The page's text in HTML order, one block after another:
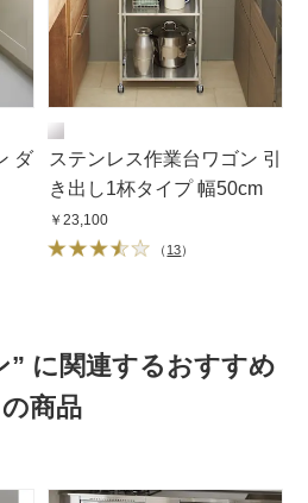
ダ
ステンレス作業台ワゴン 引
き出し1杯タイプ 幅50cm
￥23,100
（ 13）
” に関連するおすすめ
の商品